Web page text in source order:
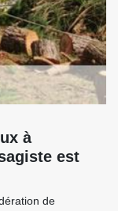
à
est
de